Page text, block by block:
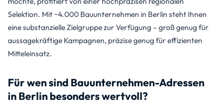
Selektion. Mit ~4.000 Bauunternehmen in Berlin steht Ihnen
eine substanzielle Zielgruppe zur Verfügung – groß genug für
aussagekräftige Kampagnen, präzise genug für effizienten
Mitteleinsatz.
Für wen sind Bauunternehmen-Adressen
in Berlin besonders wertvoll?